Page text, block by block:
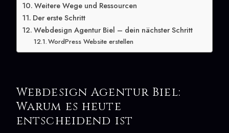
Weitere Wege und Ressourcen
Der erste Schritt
Webdesign Agentur Biel – dein nächster Schritt
WordPress Website erstellen
Webdesign Agentur Biel:
Warum es heute
entscheidend ist